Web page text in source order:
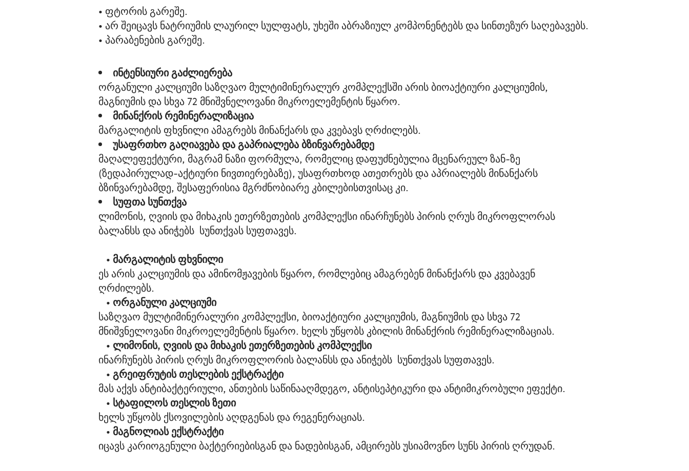
• ფტორის გარეშე.
• არ შეიცავს ნატრიუმის ლაურილ სულფატს, უხეში აბრაზიულ კომპონენტებს და სინთეზურ საღებავებს.
• პარაბენების გარეშე.
ინტენსიური გაძლიერება
ორგანული კალციუმი საზღვაო მულტიმინერალურ კომპლექსში არის ბიოაქტიური კალციუმის,
მაგნიუმის და სხვა 72 მნიშვნელოვანი მიკროელემენტის წყარო.
მინანქრის რემინერალიზაცია
მარგალიტის ფხვნილი ამაგრებს მინანქარს და კვებავს ღრძილებს.
უსაფრთხო გაღიავება და გაპრიალება ბზინვარებამდე
მაღალეფექტური, მაგრამ ნაზი ფორმულა, რომელიც დაფუძნებულია მცენარეულ ზან-ზე
(ზედაპირულად-აქტიური ნივთიერებაზე), უსაფრთხოდ ათეთრებს და აპრიალებს მინანქარს
ბზინვარებამდე, შესაფერისია მგრძნობიარე კბილებისთვისაც კი.
სუფთა სუნთქვა
ლიმონის, ღვიის და მიხაკის ეთერზეთების კომპლექსი ინარჩუნებს პირის ღრუს მიკროფლორას
ბალანსს და ანიჭებს სუნთქვას სუფთავეს.
• მარგალიტის ფხვნილი
ეს არის კალციუმის და ამინომჟავების წყარო, რომლებიც ამაგრებენ მინანქარს და კვებავენ
ღრძილებს.
• ორგანული კალციუმი
საზღვაო მულტიმინერალური კომპლექსი, ბიოაქტიური კალციუმის, მაგნიუმის და სხვა 72
მნიშვნელოვანი მიკროელემენტის წყარო. ხელს უწყობს კბილის მინანქრის რემინერალიზაციას.
• ლიმონის, ღვიის და მიხაკის ეთერზეთების კომპლექსი
ინარჩუნებს პირის ღრუს მიკროფლორის ბალანსს და ანიჭებს  სუნთქვას სუფთავეს.
• გრეიფრუტის თესლების ექსტრაქტი
მას აქვს ანტიბაქტერიული, ანთების საწინააღმდეგო, ანტისეპტიკური და ანტიმიკრობული ეფექტი.
• სტაფილოს თესლის ზეთი
ხელს უწყობს ქსოვილების აღდგენას და რეგენერაციას.
• მაგნოლიას ექსტრაქტი
იცავს კარიოგენული ბაქტერიებისგან და ნადებისგან, ამცირებს უსიამოვნო სუნს პირის ღრუდან.